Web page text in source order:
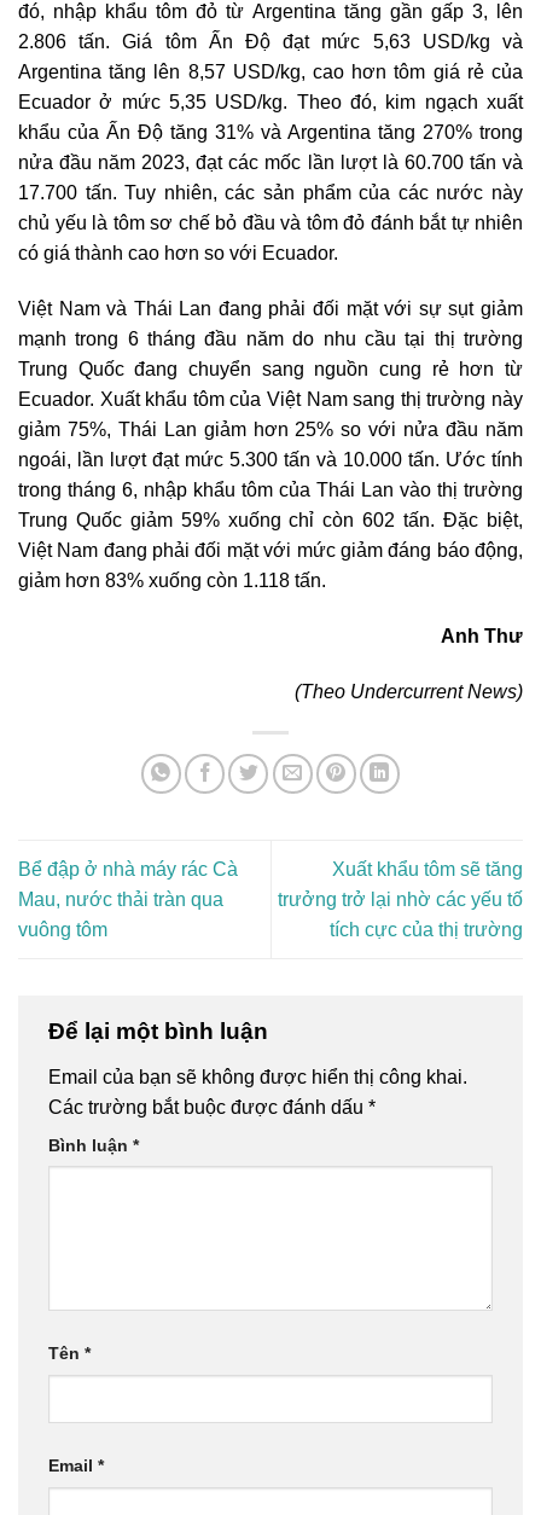
đó, nhập khẩu tôm đỏ từ Argentina tăng gần gấp 3, lên
2.806 tấn. Giá tôm Ấn Độ đạt mức 5,63 USD/kg và
Argentina tăng lên 8,57 USD/kg, cao hơn tôm giá rẻ của
Ecuador ở mức 5,35 USD/kg. Theo đó, kim ngạch xuất
khẩu của Ấn Độ tăng 31% và Argentina tăng 270% trong
nửa đầu năm 2023, đạt các mốc lần lượt là 60.700 tấn và
17.700 tấn. Tuy nhiên, các sản phẩm của các nước này
chủ yếu là tôm sơ chế bỏ đầu và tôm đỏ đánh bắt tự nhiên
có giá thành cao hơn so với Ecuador.
Việt Nam và Thái Lan đang phải đối mặt với sự sụt giảm
mạnh trong 6 tháng đầu năm do nhu cầu tại thị trường
Trung Quốc đang chuyển sang nguồn cung rẻ hơn từ
Ecuador. Xuất khẩu tôm của Việt Nam sang thị trường này
giảm 75%, Thái Lan giảm hơn 25% so với nửa đầu năm
ngoái, lần lượt đạt mức 5.300 tấn và 10.000 tấn. Ước tính
trong tháng 6, nhập khẩu tôm của Thái Lan vào thị trường
Trung Quốc giảm 59% xuống chỉ còn 602 tấn. Đặc biệt,
Việt Nam đang phải đối mặt với mức giảm đáng báo động,
giảm hơn 83% xuống còn 1.118 tấn.
Anh Thư
(Theo Undercurrent News)
Bể đập ở nhà máy rác Cà
Mau, nước thải tràn qua
vuông tôm
Xuất khẩu tôm sẽ tăng
trưởng trở lại nhờ các yếu tố
tích cực của thị trường
Để lại một bình luận
Email của bạn sẽ không được hiển thị công khai.
Các trường bắt buộc được đánh dấu *
Bình luận *
Tên *
Email *